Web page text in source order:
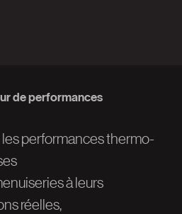
de performances
performances thermo-
à leurs
réelles,